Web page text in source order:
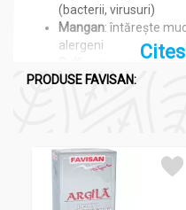
(bacterii, virusuri)
Mangan: întărește
alergeni
: regenerează
frecvente
Apa de mare poate fi
Este un tratament natural,
tratamente de către medici
sinuzite, rinite alergice).
PRODUSE FAVISAN: